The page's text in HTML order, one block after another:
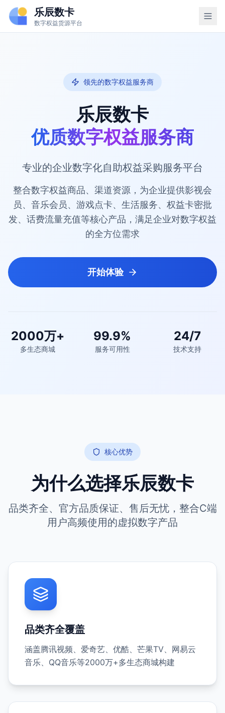
乐辰数卡
数字权益货源平台
领先的数字权益服务商
乐辰数卡
优质数字权益服务商
专业的企业数字化自助权益采购服务平台
整合数字权益商品、渠道资源，为企业提供影视会
员、音乐会员、游戏点卡、生活服务、权益卡密批
发、话费流量充值等核心产品，满足企业对数字权益
的全方位需求
开始体验
2000万+
多生态商城
99.9%
服务可用性
24/7
技术支持
核心优势
为什么选择乐辰数卡
品类齐全、官方品质保证、售后无忧，整合C端
用户高频使用的虚拟数字产品
品类齐全覆盖
涵盖腾讯视频、爱奇艺、优酷、芒果TV、网易云
音乐、QQ音乐等2000万+多生态商城构建